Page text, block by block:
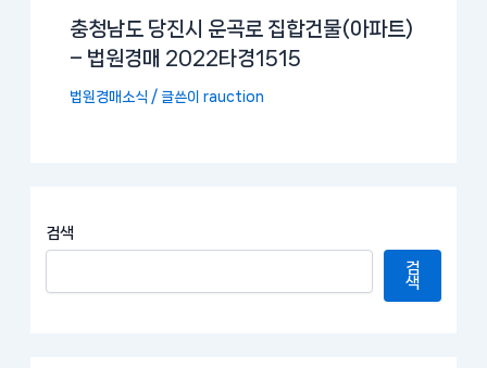
검색
검
색
충청남도 당진시 운곡로 집합건물(아파트)
– 법원경매 2022타경1515
법원경매소식 / 글쓴이rauction